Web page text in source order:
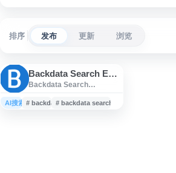
排序 发布 更新 浏览
Backdata Search Engine
Backdata Search
由深圳备数网络有限公司相
AI搜索 # backdata# backdata search engine